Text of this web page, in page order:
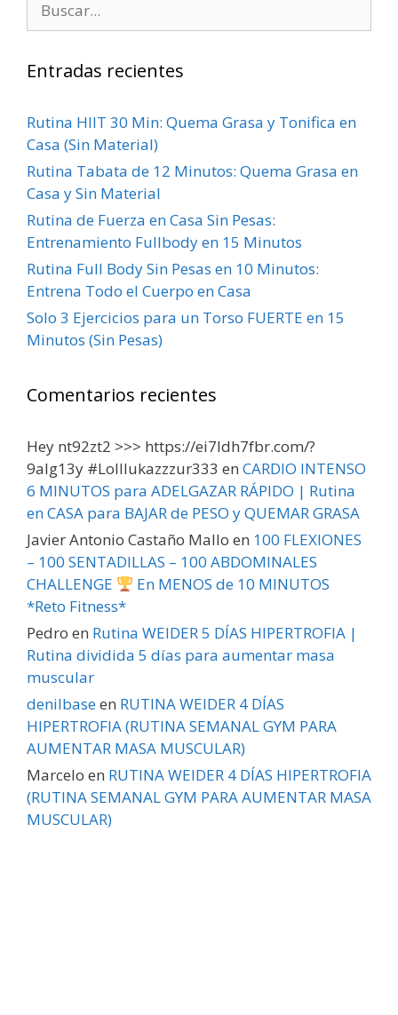
Entradas recientes
Rutina HIIT 30 Min: Quema Grasa y Tonifica en
Casa (Sin Material)
Rutina Tabata de 12 Minutos: Quema Grasa en
Casa y Sin Material
Rutina de Fuerza en Casa Sin Pesas:
Entrenamiento Fullbody en 15 Minutos
Rutina Full Body Sin Pesas en 10 Minutos:
Entrena Todo el Cuerpo en Casa
Solo 3 Ejercicios para un Torso FUERTE en 15
Minutos (Sin Pesas)
Comentarios recientes
Hey nt92zt2 >>> https://ei7ldh7fbr.com/?
9alg13y #Lolllukazzzur333 en CARDIO INTENSO
6 MINUTOS para ADELGAZAR RÁPIDO | Rutina
en CASA para BAJAR de PESO y QUEMAR GRASA
Javier Antonio Castaño Mallo en 100 FLEXIONES
– 100 SENTADILLAS – 100 ABDOMINALES
CHALLENGE
En MENOS de 10 MINUTOS
*Reto Fitness*
Pedro en Rutina WEIDER 5 DÍAS HIPERTROFIA |
Rutina dividida 5 días para aumentar masa
muscular
denilbaseen RUTINA WEIDER 4 DÍAS
HIPERTROFIA (RUTINA SEMANAL GYM PARA
AUMENTAR MASA MUSCULAR)
Marcelo en RUTINA WEIDER 4 DÍAS HIPERTROFIA
(RUTINA SEMANAL GYM PARA AUMENTAR MASA
MUSCULAR)